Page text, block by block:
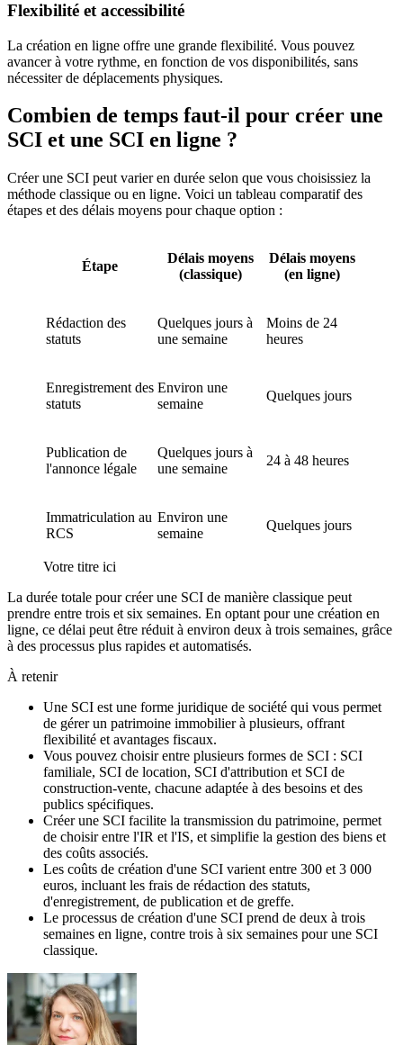
Flexibilité et accessibilité
La création en ligne offre une grande flexibilité. Vous pouvez
avancer à votre rythme, en fonction de vos disponibilités, sans
nécessiter de déplacements physiques.
Combien de temps faut-il pour créer une
SCI et une SCI en ligne ?
Créer une SCI peut varier en durée selon que vous choisissiez la
méthode classique ou en ligne. Voici un tableau comparatif des
étapes et des délais moyens pour chaque option :
Étape
Délais moyens
(classique)
Délais moyens
(en ligne)
Rédaction des
statuts
Quelques jours à
une semaine
Moins de 24
heures
Enregistrement des
statuts
Environ une
semaine
Quelques jours
Publication de
l'annonce légale
Quelques jours à
une semaine
24 à 48 heures
Immatriculation au
RCS
Environ une
semaine
Quelques jours
Votre titre ici
La durée totale pour créer une SCI de manière classique peut
prendre entre trois et six semaines. En optant pour une création en
ligne, ce délai peut être réduit à environ deux à trois semaines, grâce
à des processus plus rapides et automatisés.
À retenir
Une SCI est une forme juridique de société qui vous permet
de gérer un patrimoine immobilier à plusieurs, offrant
flexibilité et avantages fiscaux.
Vous pouvez choisir entre plusieurs formes de SCI : SCI
familiale, SCI de location, SCI d'attribution et SCI de
construction-vente, chacune adaptée à des besoins et des
publics spécifiques.
Créer une SCI facilite la transmission du patrimoine, permet
de choisir entre l'IR et l'IS, et simplifie la gestion des biens et
des coûts associés.
Les coûts de création d'une SCI varient entre 300 et 3 000
euros, incluant les frais de rédaction des statuts,
d'enregistrement, de publication et de greffe.
Le processus de création d'une SCI prend de deux à trois
semaines en ligne, contre trois à six semaines pour une SCI
classique.